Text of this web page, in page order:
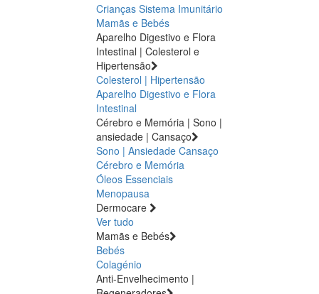
Crianças Sistema Imunitário
Mamãs e Bebés
Aparelho Digestivo e Flora
Intestinal | Colesterol e
Hipertensão
Colesterol | Hipertensão
Aparelho Digestivo e Flora
Intestinal
Cérebro e Memória | Sono |
ansiedade | Cansaço
Sono | Ansiedade Cansaço
Cérebro e Memória
Óleos Essenciais
Menopausa
Dermocare
Ver tudo
Mamãs e Bebés
Bebés
Colagénio
Anti-Envelhecimento |